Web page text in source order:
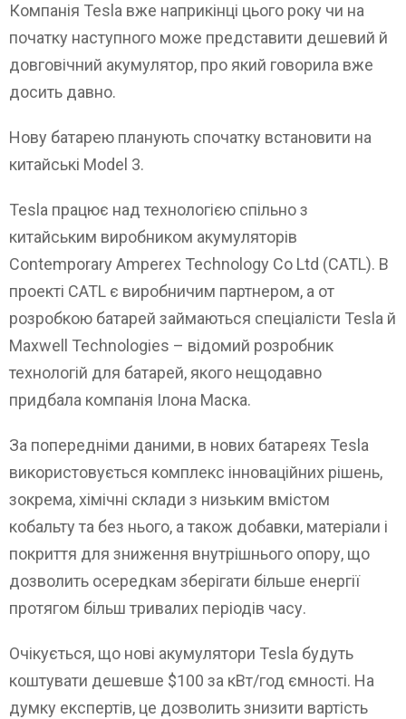
Компанія Tesla вже наприкінці цього року чи на
початку наступного може представити дешевий й
довговічний акумулятор, про який говорила вже
досить давно.
Нову батарею планують спочатку встановити на
китайські Model 3.
Tesla працює над технологією спільно з
китайським виробником акумуляторів
Contemporary Amperex Technology Co Ltd (CATL). В
проекті CATL є виробничим партнером, а от
розробкою батарей займаються спеціалісти Tesla й
Maxwell Technologies – відомий розробник
технологій для батарей, якого нещодавно
придбала компанія Ілона Маска.
За попередніми даними, в нових батареях Tesla
використовується комплекс інноваційних рішень,
зокрема, хімічні склади з низьким вмістом
кобальту та без нього, а також добавки, матеріали і
покриття для зниження внутрішнього опору, що
дозволить осередкам зберігати більше енергії
протягом більш тривалих періодів часу.
Очікується, що нові акумулятори Tesla будуть
коштувати дешевше $100 за кВт/год ємності. На
думку експертів, це дозволить знизити вартість